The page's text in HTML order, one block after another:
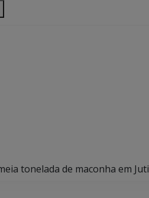
tonelada de maconha em Juti